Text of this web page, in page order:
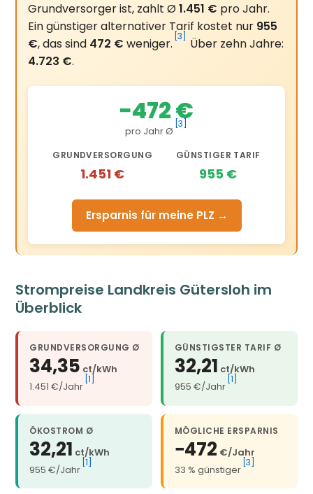
Grundversorger ist, zahlt Ø1.451 € pro Jahr.
Ein günstiger alternativer Tarif kostet nur 955
€, das sind 472 € weniger. [3]
Über zehn Jahre:
4.723 €.
−472 €
pro Jahr Ø
[3]
GRUNDVERSORGUNG
1.451 €
GÜNSTIGER TARIF
955 €
Ersparnis für meine PLZ →
Strompreise Landkreis Gütersloh im
Überblick
GRUNDVERSORGUNG Ø
34,35 ct/kWh
1.451 €/Jahr
[1]
GÜNSTIGSTER TARIF Ø
32,21 ct/kWh
955 €/Jahr
[1]
ÖKOSTROM Ø
32,21 ct/kWh
955 €/Jahr
[1]
MÖGLICHE ERSPARNIS
−472 €/Jahr
33 % günstiger
[3]